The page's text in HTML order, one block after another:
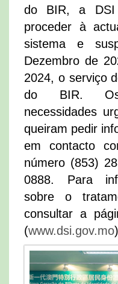
do BIR, a DSI
proceder à
sistema e
Dezembro de
2024, o serviço
do BIR. Os
necessidades
queiram pedir
em contacto
número (853)
0888. Para
sobre o
consultar a
(www.dsi.gov.mo